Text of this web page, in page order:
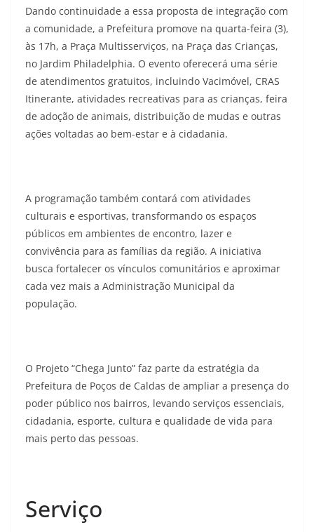
Dando continuidade a essa proposta de integração com
a comunidade, a Prefeitura promove na quarta-feira (3),
às 17h, a Praça Multisserviços, na Praça das Crianças,
no Jardim Philadelphia. O evento oferecerá uma série
de atendimentos gratuitos, incluindo Vacimóvel, CRAS
Itinerante, atividades recreativas para as crianças, feira
de adoção de animais, distribuição de mudas e outras
ações voltadas ao bem-estar e à cidadania.
A programação também contará com atividades
culturais e esportivas, transformando os espaços
públicos em ambientes de encontro, lazer e
convivência para as famílias da região. A iniciativa
busca fortalecer os vínculos comunitários e aproximar
cada vez mais a Administração Municipal da
população.
O Projeto “Chega Junto” faz parte da estratégia da
Prefeitura de Poços de Caldas de ampliar a presença do
poder público nos bairros, levando serviços essenciais,
cidadania, esporte, cultura e qualidade de vida para
mais perto das pessoas.
Serviço